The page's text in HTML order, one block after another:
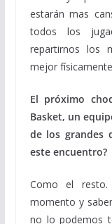
estarán mas
todos los
repartirnos los
mejor
El próximo
Basket, un
de los grandes
este encuentro?
Como el
momento y
no lo podemos